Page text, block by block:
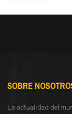
SOBRE
La actualidad del